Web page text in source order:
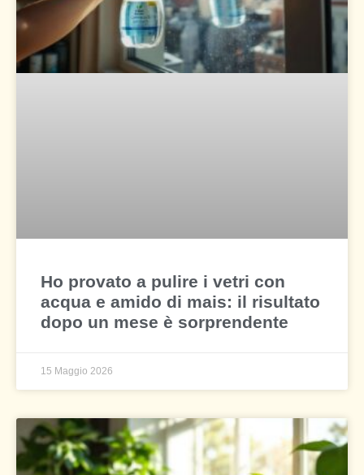
Ho provato a pulire i vetri con
acqua e amido di mais: il risultato
dopo un mese è sorprendente
15 Maggio 2026